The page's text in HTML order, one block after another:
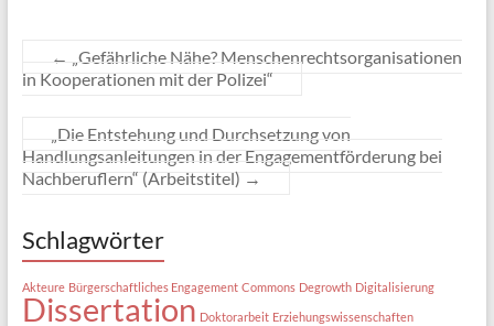
←
„Gefährliche Nähe? Menschenrechtsorganisationen
in Kooperationen mit der Polizei“
„Die Entstehung und Durchsetzung von
Handlungsanleitungen in der Engagementförderung bei
Nachberuflern“ (Arbeitstitel) →
Schlagwörter
Akteure Bürgerschaftliches Engagement Commons Degrowth Digitalisierung
Dissertation Doktorarbeit Erziehungswissenschaften